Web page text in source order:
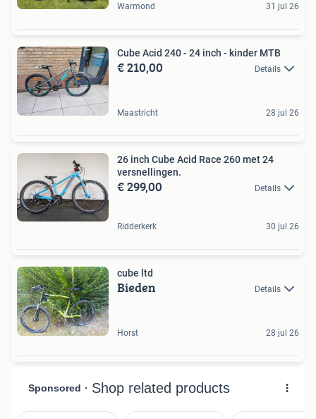
Warmond 31 jul 26
Cube Acid 240 - 24 inch - kinder MTB
€ 210,00 Details
Maastricht 28 jul 26
26 inch Cube Acid Race 260 met 24
versnellingen.
€ 299,00 Details
Ridderkerk 30 jul 26
cube ltd
Bieden Details
Horst 28 jul 26